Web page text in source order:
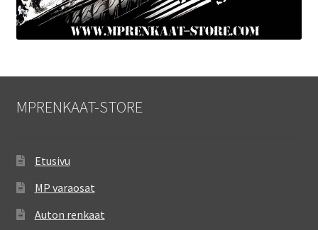
MPRENKAAT-STORE
Etusivu
MP varaosat
Auton renkaat